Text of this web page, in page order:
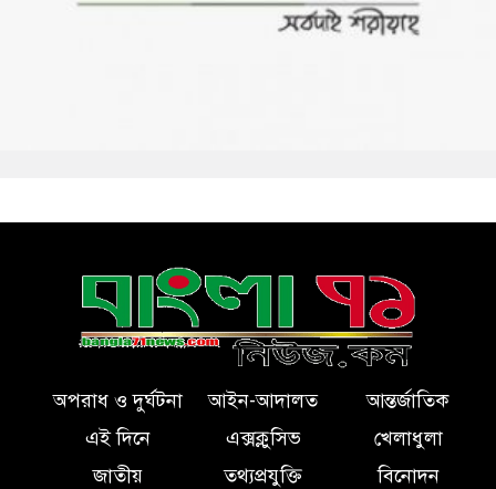
অপরাধ ও দুর্ঘটনা আইন-আদালত
আন্তর্জাতিক
এই দিনে
এক্সক্লুসিভ
খেলাধুলা
জাতীয়
তথ্যপ্রযুক্তি
বিনোদন